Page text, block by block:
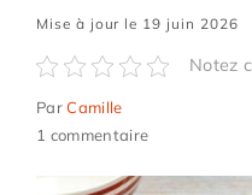
Mise à jour le 19 juin 2026
Notez
ParCamille
1 commentaire